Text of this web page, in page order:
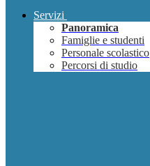
Servizi
Panoramica
Famiglie e studenti
Personale scolastico
Percorsi di studio